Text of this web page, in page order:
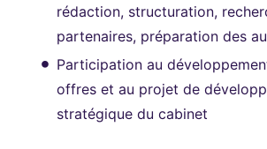
rédaction, structuration,
partenaires, préparation des
Participation au
offres et au projet de
stratégique du cabinet